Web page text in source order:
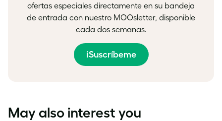
ofertas especiales directamente en su bandeja
de entrada con nuestro MOOsletter, disponible
cada dos semanas.
¡Suscríbeme
May also interest you